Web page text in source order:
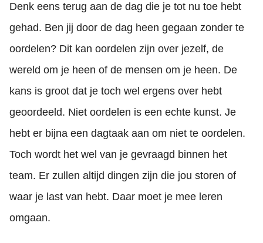
Denk eens terug aan de dag die je tot nu toe hebt
gehad. Ben jij door de dag heen gegaan zonder te
oordelen? Dit kan oordelen zijn over jezelf, de
wereld om je heen of de mensen om je heen. De
kans is groot dat je toch wel ergens over hebt
geoordeeld. Niet oordelen is een echte kunst. Je
hebt er bijna een dagtaak aan om niet te oordelen.
Toch wordt het wel van je gevraagd binnen het
team. Er zullen altijd dingen zijn die jou storen of
waar je last van hebt. Daar moet je mee leren
omgaan.